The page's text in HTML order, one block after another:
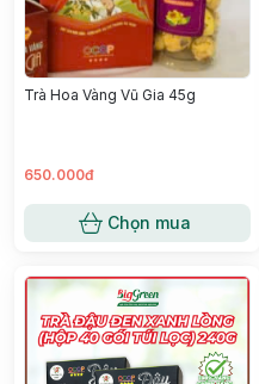
Trà Hoa Vàng Vũ Gia 45g
650.000đ
Chọn mua